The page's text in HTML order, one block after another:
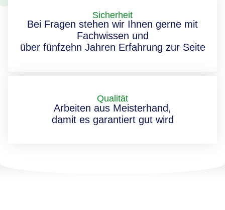
Sicherheit
Bei Fragen stehen wir Ihnen gerne mit
Fachwissen und
über fünfzehn Jahren Erfahrung zur Seite
Qualität
Arbeiten aus Meisterhand,
damit es garantiert gut wird